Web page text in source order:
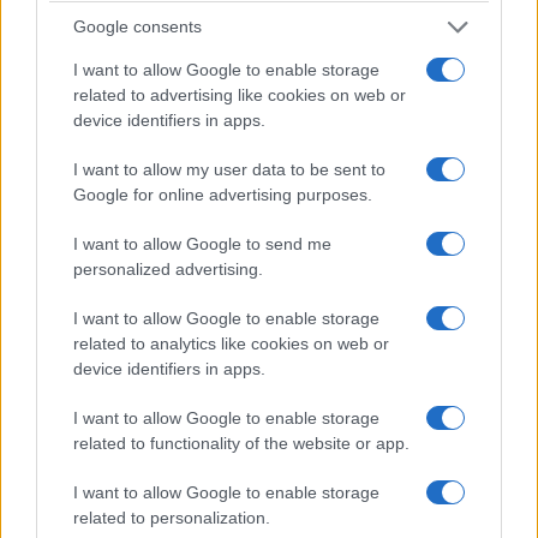
Google consents
I want to allow Google to enable storage
related to advertising like cookies on web or
device identifiers in apps.
I want to allow my user data to be sent to
Google for online advertising purposes.
I want to allow Google to send me
personalized advertising.
I want to allow Google to enable storage
related to analytics like cookies on web or
device identifiers in apps.
I want to allow Google to enable storage
related to functionality of the website or app.
I want to allow Google to enable storage
related to personalization.
Επιπρόσθετα, η Δράση «Επιχειρηματική
Ανάκαμψη» αφορά στην ενίσχυση
υφιστάμενων Πολύ Μικρών, Μικρών και
Μεσαίων Επιχειρήσεων με ποσοστό
επιχορήγησης 70% (80% για την κατηγορία
προσωπικού) για την υλοποίηση έργων από
25.000 έως 300.000 ευρώ π.χ. κτηριακά,
εξοπλισμός, λογισμικό, συμβουλευτικές
υπηρεσίες, προώθηση-προβολή, πιστοποιήσεις,
πρόσληψη νέου προσωπικού, κ.λ.π.).
Kαι οι δύο Δράσεις διέπονται από το καθεστώς
Ευρωπαϊκή Ένωση (Ευρωπαϊκό Ταμείο
Περιφερειακής Ανάπτυξης – ΕΤΠΑ), με χρήση